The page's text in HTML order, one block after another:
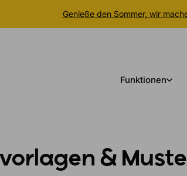
Genieße den Sommer, wir
Funktionen
&